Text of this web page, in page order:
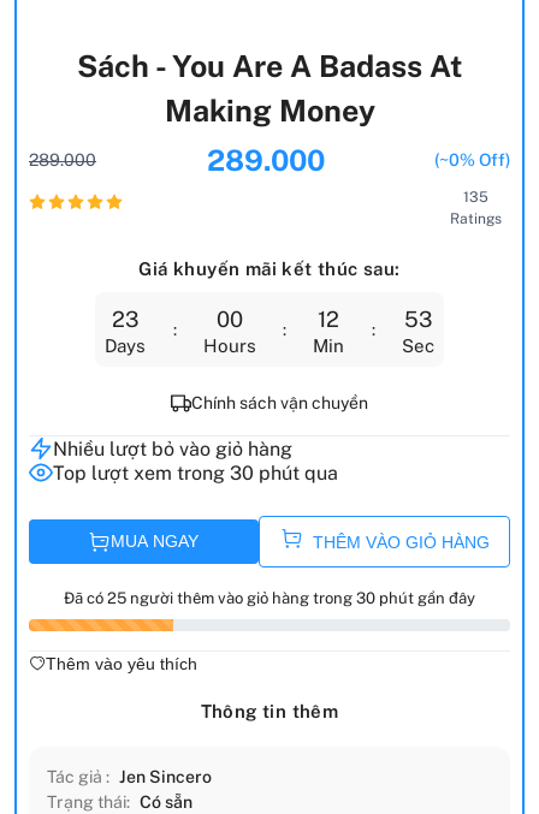
Sách - You Are A Badass At
Making Money
289.000 289.000 (~0% Off)
135
Ratings
Giá khuyến mãi kết thúc sau:
23
Days
00
Hours
12
Min
51
Sec
Chính sách vận chuyển
Nhiều lượt bỏ vào giỏ hàng
Top lượt xem trong 30 phút qua
MUA NGAY THÊM VÀO GIỎ HÀNG
Đã có 25 người thêm vào giỏ hàng trong 30 phút gần đây
Thêm vào yêu thích
Thông tin thêm
Tác giả : Jen Sincero
Trạng thái: Có sẵn